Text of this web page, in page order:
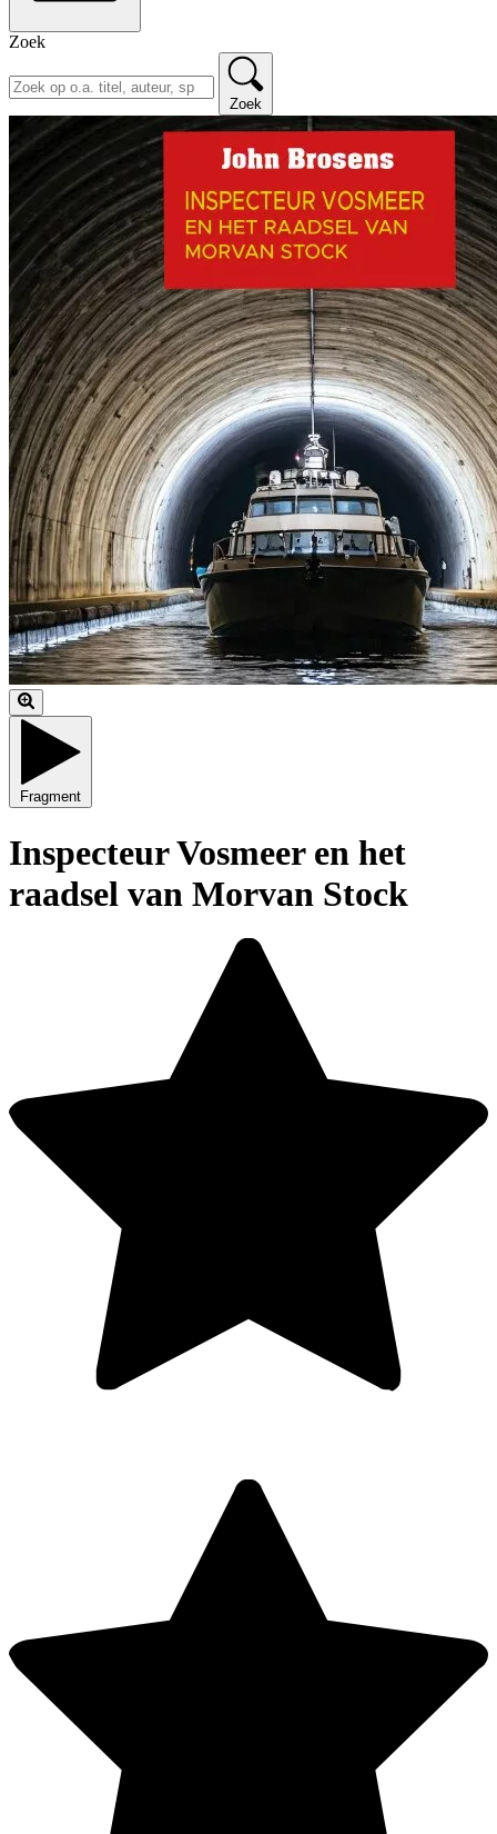
Zoek
Zoek
Fragment
Inspecteur Vosmeer en het
raadsel van Morvan Stock